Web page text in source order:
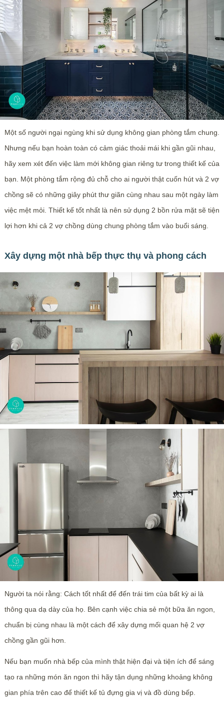
Một số người ngại ngùng khi sử dụng không gian phòng tắm chung.
Nhưng nếu bạn hoàn toàn có cảm giác thoải mái khi gần gũi nhau,
hãy xem xét đến việc làm mới không gian riêng tư trong thiết kế của
bạn. Một phòng tắm rộng đủ chỗ cho ai người thật cuốn hút và 2 vợ
chồng sẽ có những giây phút thư giãn cùng nhau sau một ngày làm
việc mệt mỏi. Thiết kế tốt nhất là nên sử dụng 2 bồn rửa mặt sẽ tiện
lợi hơn khi cả 2 vợ chồng dùng chung phòng tắm vào buổi sáng.
Xây dựng một nhà bếp thực thụ và phong cách
Người ta nói rằng: Cách tốt nhất để đến trái tim của bất kỳ ai là
thông qua dạ dày của họ. Bên cạnh việc chia sẻ một bữa ăn ngon,
chuẩn bị cùng nhau là một cách để xây dựng mối quan hệ 2 vợ
chồng gần gũi hơn.
Nếu bạn muốn nhà bếp của mình thật hiện đại và tiện ích để sáng
tạo ra những món ăn ngon thì hãy tận dụng những khoảng không
gian phía trên cao để thiết kế tủ đựng gia vị và đồ dùng bếp.